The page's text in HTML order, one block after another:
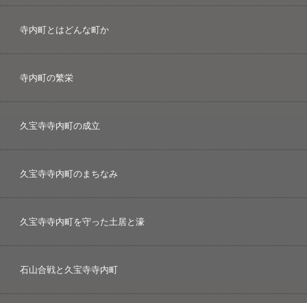
寺内町とはどんな町か
寺内町の繁栄
久宝寺寺内町の成立
久宝寺寺内町のまちなみ
久宝寺寺内町を守った土居と濠
石山合戦と久宝寺寺内町